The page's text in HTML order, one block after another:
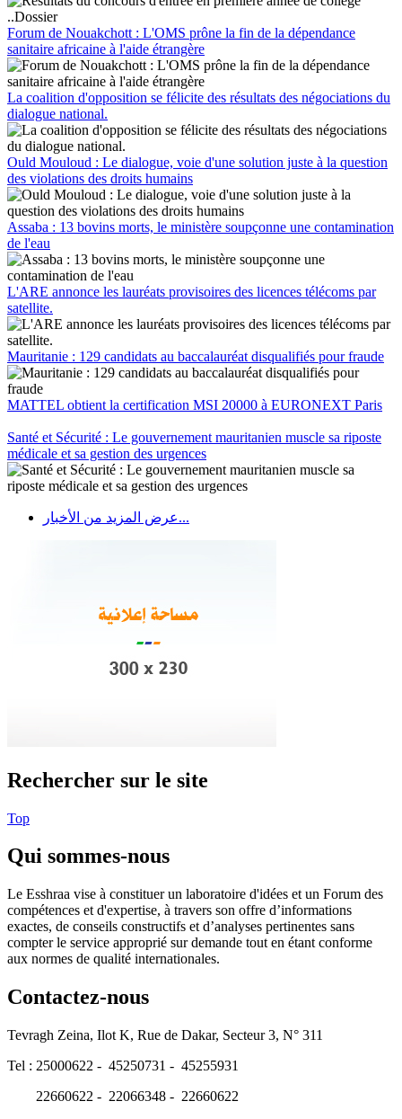
Forum de Nouakchott : L'OMS prône la fin de la dépendance
sanitaire africaine à l'aide étrangère
La coalition d'opposition se félicite des résultats des négociations du
dialogue national.
Ould Mouloud : Le dialogue, voie d'une solution juste à la question
des violations des droits humains
Assaba : 13 bovins morts, le ministère soupçonne une contamination
de l'eau
L'ARE annonce les lauréats provisoires des licences télécoms par
satellite.
Mauritanie : 129 candidats au baccalauréat disqualifiés pour fraude
MATTEL obtient la certification MSI 20000 à EURONEXT Paris
Santé et Sécurité : Le gouvernement mauritanien muscle sa riposte
médicale et sa gestion des urgences
عرض المزيد من الأخبار...
Rechercher sur le site
Top
Qui sommes-nous
Le Esshraa vise à constituer un laboratoire d'idées et un Forum des
compétences et d'expertise, à travers son offre d’informations
exactes, de conseils constructifs et d’analyses pertinentes sans
compter le service approprié sur demande tout en étant conforme
aux normes de qualité internationales.
Contactez-nous
Tevragh Zeina, Ilot K, Rue de Dakar, Secteur 3, N° 311
Tel : 25000622 - 45250731 - 45255931
22660622 - 22066348 - 22660622